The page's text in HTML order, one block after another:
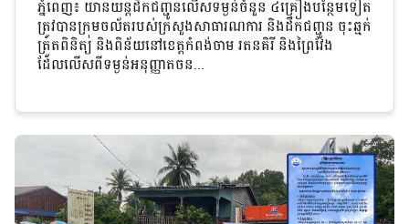
រតនគិរី និងព្រៃវែង
ភ្នំពេញ៖ យានយន្តដឹកជញ្ជូនលើសទម្ងន់ចំនួន ៤គ្រឿងបន្ថែមទៀត
ត្រូវបានក្រុមចល័តរបស់ក្រសួងសាធារណការ និងដឹកជញ្ជូន ចុះឆ្មក់
ត្រួតពិនិត្យ និងពិន័យនៅខេត្តកំពង់ចាម រតនគិរី និងព្រៃវែង
ដែលលើសពីទម្ងន់អនុញ្ញាតចន...